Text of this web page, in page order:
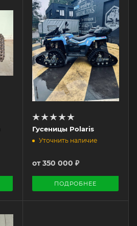
Гусеницы Polaris
Уточнить наличие
от350 000 ₽
ПОДРОБНЕЕ